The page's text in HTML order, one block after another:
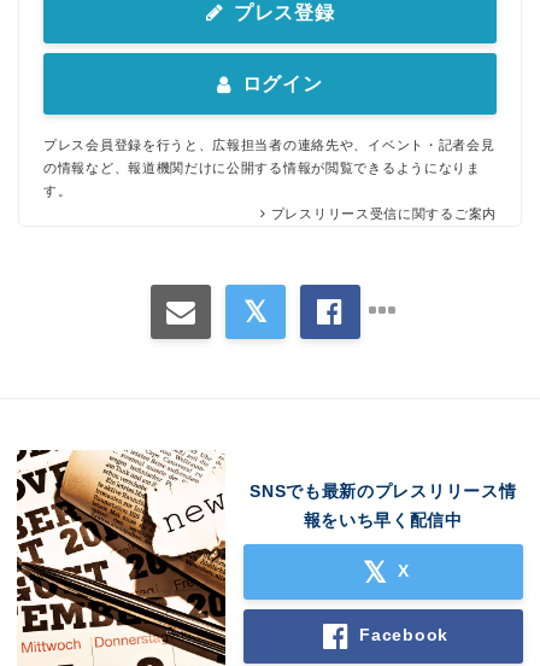
プレス登録
ログイン
プレス会員登録を行うと、広報担当者の連絡先や、イベント・記者会見
の情報など、報道機関だけに公開する情報が閲覧できるようになりま
す。
プレスリリース受信に関するご案内
SNSでも最新のプレスリリース情
報をいち早く配信中
X
Facebook